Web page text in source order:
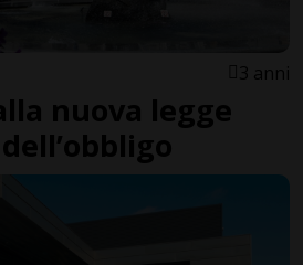
3 anni
nuova legge